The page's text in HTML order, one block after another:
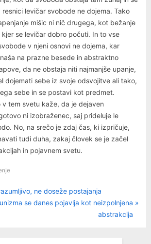
resnici levičar svobode ne dojema. Tako
mišic ni nič drugega, kot bežanje
se levičar dobro počuti. In to vse
v njeni osnovi ne dojema, kar
na prazne besede in abstraktno
da ne obstaja niti najmanjše upanje,
dojemati sebe iz svoje odsvojitve ali tako,
sebe in se postavi kot predmet.
v tem svetu kaže, da je dejaven
ni izobraženec, saj prideluje le
No, na srečo je zdaj čas, ki izpričuje,
tudi duha, zakaj človek se je začel
in pojavnem svetu.
ne doseže postajanja
se danes pojavlja kot neizpolnjena
abstrakcija